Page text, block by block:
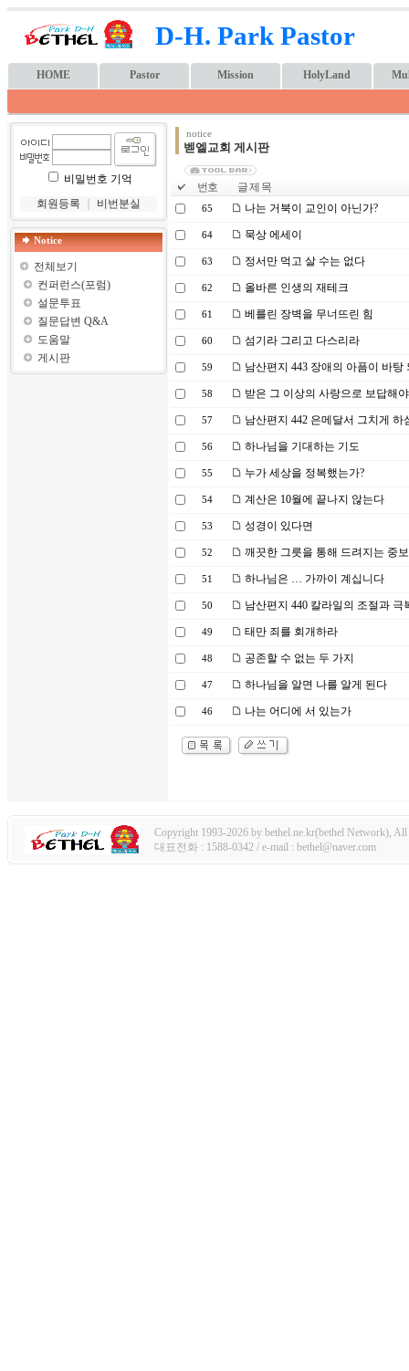
D-H. Park Pastor
HOME Pastor Mission HolyLand
비밀번호 기억
회원등록
비번분실
Notice
전체보기
컨퍼런스(포럼)
설문투표
질문답변 Q&A
도움말
게시판
notice
벧엘교회 게시판
번호 글 제 목
65 나는 거북이 교인이 아닌가?
64 묵상 에세이
63 정서만 먹고 살 수는 없다
62 올바른 인생의 재테크
61 베를린 장벽을 무너뜨린 힘
60 섬기라 그리고 다스리라
59 남산편지 443 장애의 아픔이 바탕
58 받은 그 이상의 사랑으로 보답해
57 남산편지 442 은메달서 그치게
56 하나님을 기대하는 기도
55 누가 세상을 정복했는가?
54 계산은 10월에 끝나지 않는다
53 성경이 있다면
52 깨끗한 그릇을 통해 드려지는 중보
51 하나님은 … 가까이 계십니다
50 남산편지 440 칼라일의 조절과 극
49 태만 죄를 회개하라
48 공존할 수 없는 두 가지
47 하나님을 알면 나를 알게 된다
46 나는 어디에 서 있는가
Copyright 1993-2026 by bethel.ne.kr(bethel Network), All
대표전화 : 1588-0342 / e-mail : bethel@naver.com